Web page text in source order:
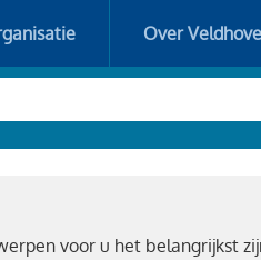
Over
voor u het belangrijkst